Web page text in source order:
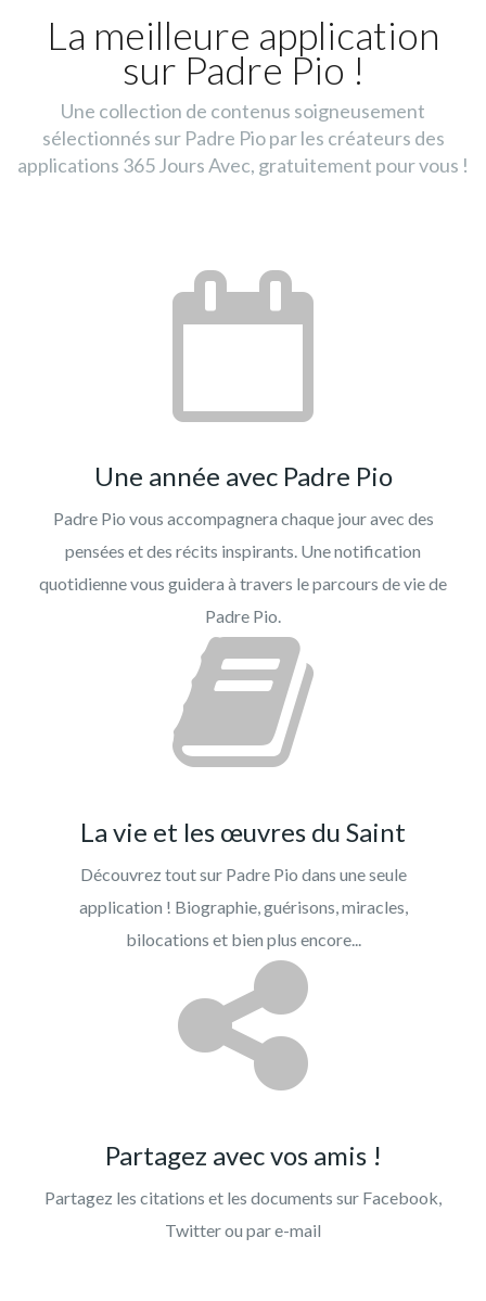
La meilleure application
sur Padre Pio !
Une collection de contenus soigneusement
sélectionnés sur Padre Pio par les créateurs des
applications 365 Jours Avec, gratuitement pour vous !
Une année avec Padre Pio
Padre Pio vous accompagnera chaque jour avec des
pensées et des récits inspirants. Une notification
quotidienne vous guidera à travers le parcours de vie de
Padre Pio.
La vie et les œuvres du Saint
Découvrez tout sur Padre Pio dans une seule
application ! Biographie, guérisons, miracles,
bilocations et bien plus encore...
Partagez avec vos amis !
Partagez les citations et les documents sur Facebook,
Twitter ou par e-mail